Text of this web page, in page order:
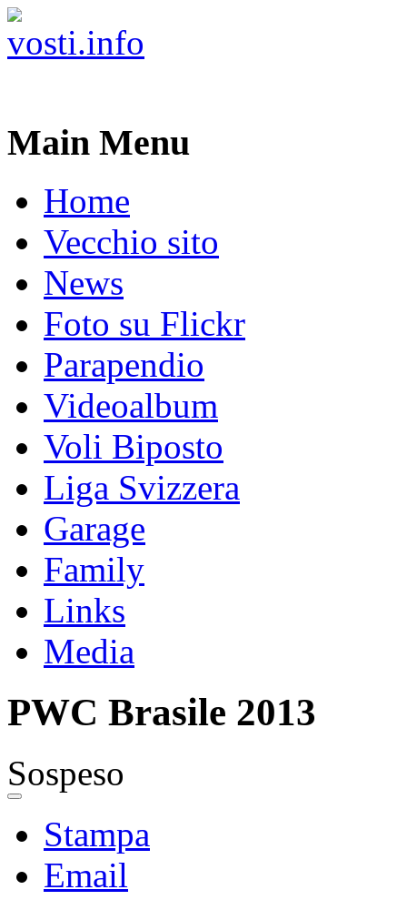
Main Menu
Home
Vecchio sito
News
Foto su Flickr
Parapendio
Videoalbum
Voli Biposto
Liga Svizzera
Garage
Family
Links
Media
PWC Brasile 2013
Sospeso
Stampa
Email